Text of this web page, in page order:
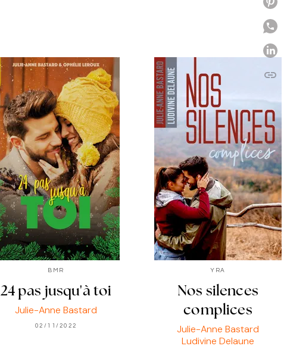
BMR
24 pas jusqu'à toi
Julie-Anne Bastard
02/11/2022
YRA
Nos silences
complices
Julie-Anne Bastard
Ludivine Delaune
link